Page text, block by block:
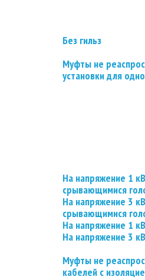
Без гильз
Муфты не
установки для
На напряжение 1
срывающимися
На напряжение 3
срывающимися
На напряжение 1
На напряжение 3
Муфты не
кабелей с